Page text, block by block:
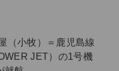
（小牧）＝鹿児島線
JET）の1号機